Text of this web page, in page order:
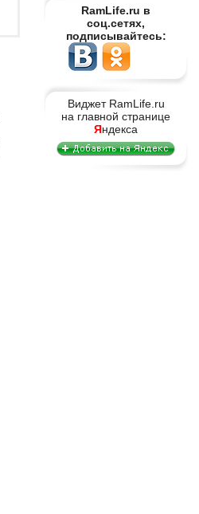
RamLife.ru в
соц.сетях,
подписывайтесь:
Виджет RamLife.ru
на главной странице
Яндекса